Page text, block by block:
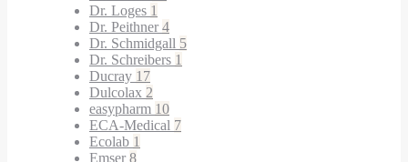
Dr. Loges 1
Dr. Peithner 4
Dr. Schmidgall 5
Dr. Schreibers 1
Ducray 17
Dulcolax 2
easypharm 10
ECA-Medical 7
Ecolab 1
Emser 8